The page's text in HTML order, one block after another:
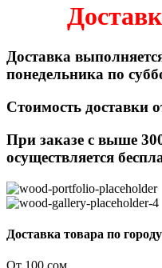
Доставка
понедельника по
Стоимость доставки
При заказе с выше
осуществляется
Доставка товара по
От 100 сом